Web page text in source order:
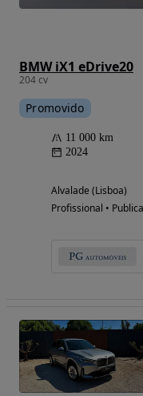
BMW iX1 eDrive20
204 cv
Promovido
11 000 km
2024
Alvalade (Lisboa)
Profissional •